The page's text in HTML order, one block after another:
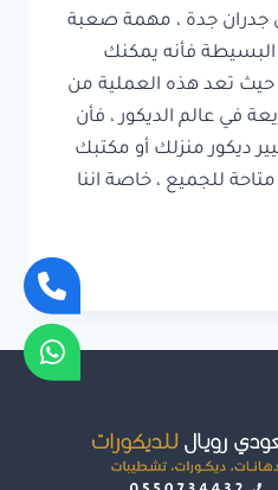
جدران جدة ، مهمة صعبة
فأنه يمكنك
تعد هذه العملية من
في عالم الديكور ، فأن
ديكور منزلك أو مكتبك
للجميع ، خاصة اننا